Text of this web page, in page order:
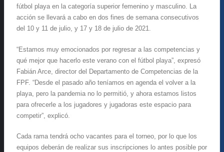
fútbol playa en la categoría superior femenino y masculino. La
acción se llevará a cabo en dos fines de semana consecutivos
del 10 y 11 de julio, y 17 y 18 de julio de 2021.
“Estamos muy emocionados por regresar a las competencias y
qué mejor que hacerlo este verano con el fútbol playa”, expresó
Fabián Arce, director del Departamento de Competencias de la
FPF. “Desde el pasado año teníamos en agenda el volver a la
playa, pero la pandemia no lo permitió, y ahora estamos listos
para ofrecerle a los jugadores y jugadoras este espacio para
competir”, explicó.
Cada rama tendrá ocho vacantes para el torneo, por lo que los
equipos deberán de realizar sus inscripciones lo antes posible por